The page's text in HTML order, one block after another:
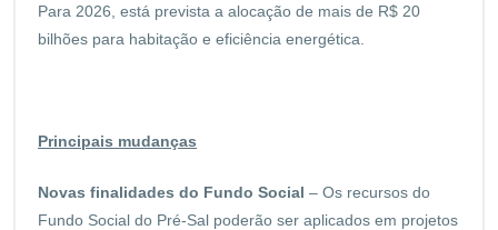
Para 2026, está prevista a alocação de mais de R$ 20
bilhões para habitação e eficiência energética.
Principais mudanças
Novas finalidades do Fundo Social – Os recursos do
Fundo Social do Pré-Sal poderão ser aplicados em projetos